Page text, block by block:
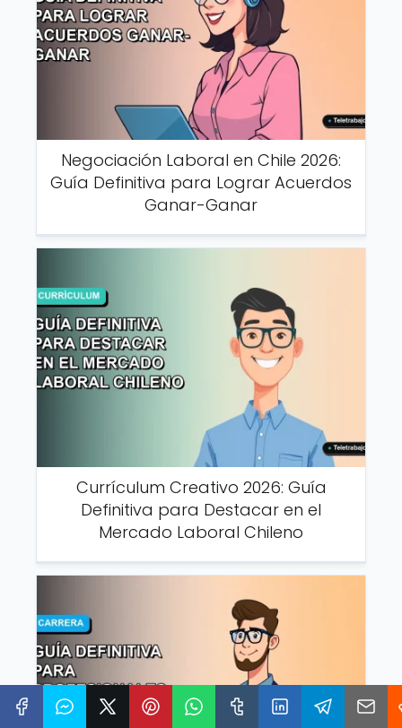
Negociación Laboral en Chile 2026:
Guía Definitiva para Lograr Acuerdos
Ganar-Ganar
Currículum Creativo 2026: Guía
Definitiva para Destacar en el
Mercado Laboral Chileno